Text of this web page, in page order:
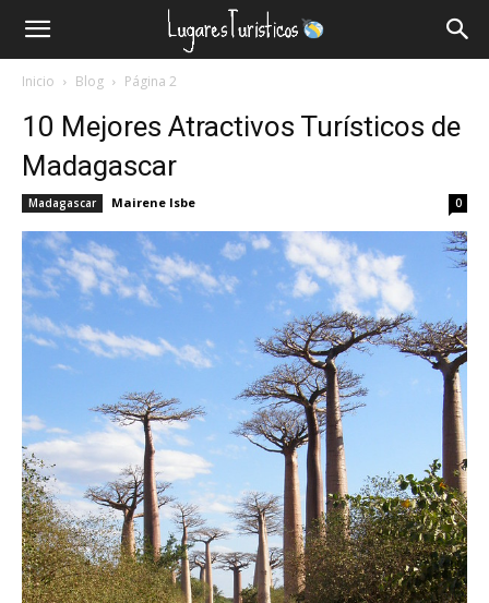
Lugares
Inicio Blog Página 2
10 Mejores Atractivos Turísticos de
Madagascar
Madagascar Mairene Isbe 0